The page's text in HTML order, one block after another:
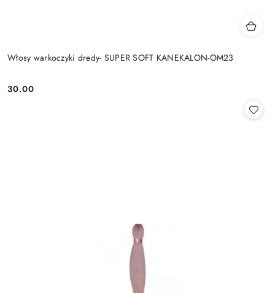
Włosy warkoczyki dredy- SUPER SOFT KANEKALON-OM23
Cena:
30.00